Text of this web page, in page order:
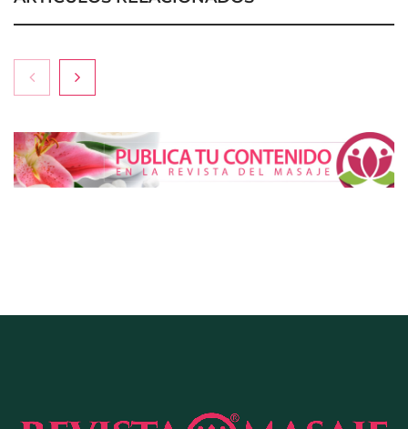
cambiar sus rasgos, según la Clínica Mética